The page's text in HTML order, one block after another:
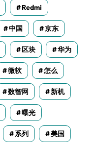
Redmi
中国 京东
区块 华为
微软 怎么
数智网 新机
曝光
系列 美国